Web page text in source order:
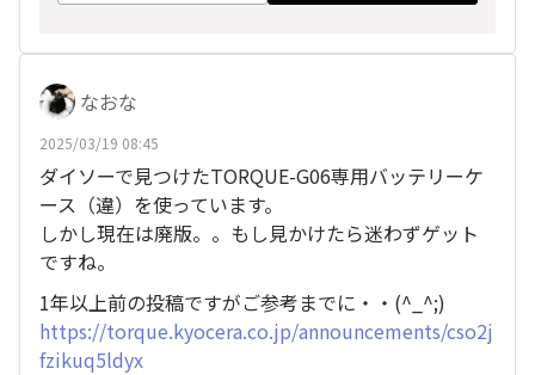
なおな
2025/03/19 08:45
ダイソーで見つけたTORQUE-G06専用バッテリーケ
ース（違）を使っています。
しかし現在は廃版。。もし見かけたら迷わずゲット
ですね。
1年以上前の投稿ですがご参考までに・・(^_^;)
https://torque.kyocera.co.jp/announcements/cso2j
fzikuq5ldyx